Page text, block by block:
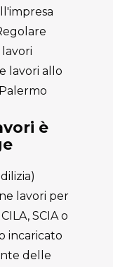
lavori allo
è
lavori per
SCIA o
incaricato
delle